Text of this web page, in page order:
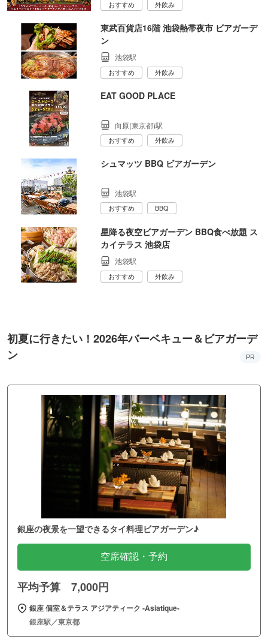
おすすめ 外飲み
東武百貨店16階 池袋熱帯夜市 ビアガーデ
ン
池袋駅
おすすめ 外飲み
EAT GOOD PLACE
向原(東京都)駅
おすすめ 外飲み
シュマッツ BBQ ビアガーデン
池袋駅
おすすめ BBQ
星降る夜空ビアガーデン BBQ食べ放題 ス
カイテラス 池袋店
池袋駅
おすすめ 外飲み
初夏に行きたい！2026年バーベキュー＆ビアガーデ
ン
PR
銀座の夜景を一望できるタイ料理ビアガーデン♪
空席確認・予約
平均予算 7,000円
銀座 個室＆テラス アジアティーク ‐Asiatique‐
銀座駅／東京都